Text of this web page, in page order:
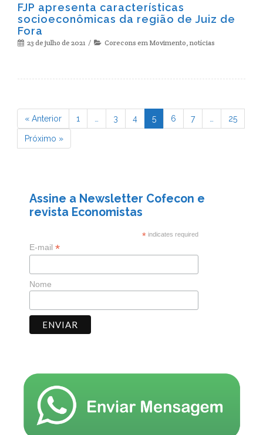
FJP apresenta características
socioeconômicas da região de Juiz de
Fora
23 de julho de 2021 Corecons em Movimento notícias
« Anterior Page
1 Page
3 Page
4 Page
5 Page
6 Page
7 Page
25
Próximo »
Assine a Newsletter Cofecon e
revista Economistas
* indicates required
E-mail *
Nome